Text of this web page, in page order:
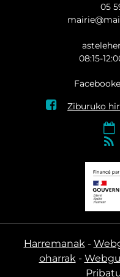
05
08:15-
 Ziburuko


Harremanak
oharrak